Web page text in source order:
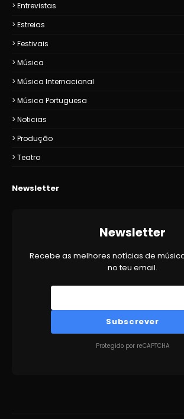
Entrevistas
Estreias
Festivais
Música
Música Internacional
Música Portuguesa
Noticias
Produção
Teatro
Newsletter
Newsletter
Recebe as melhores notícias de
no teu email.
Subscrever
Protegido por reCAPTCHA